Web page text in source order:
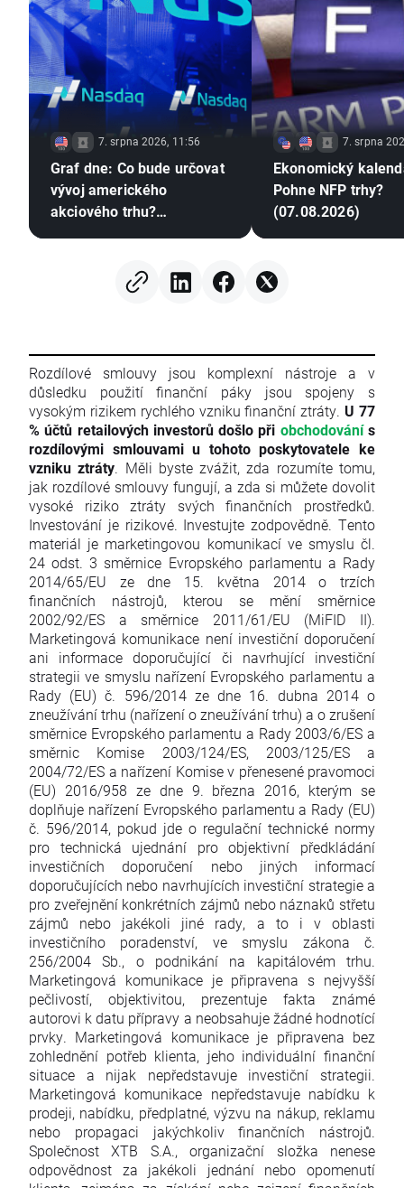
7. srpna 2026, 11:56
Graf dne: Co bude určovat
vývoj amerického
akciového trhu?
7. srpna
Ekonomický
Pohne NFP trhy?
(07.08.2026)
Rozdílové smlouvy jsou komplexní nástroje a v
důsledku použití finanční páky jsou spojeny s
vysokým rizikem rychlého vzniku finanční ztráty. U 77
% účtů retailových investorů došlo při obchodovánís
rozdílovými smlouvami u tohoto poskytovatele ke
vzniku ztráty. Měli byste zvážit, zda rozumíte tomu,
jak rozdílové smlouvy fungují, a zda si můžete dovolit
vysoké riziko ztráty svých finančních prostředků.
Investování je rizikové. Investujte zodpovědně. Tento
materiál je marketingovou komunikací ve smyslu čl.
24 odst. 3 směrnice Evropského parlamentu a Rady
2014/65/EU ze dne 15. května 2014 o trzích
finančních nástrojů, kterou se mění směrnice
2002/92/ES a směrnice 2011/61/EU (MiFID II).
Marketingová komunikace není investiční doporučení
ani informace doporučující či navrhující investiční
strategii ve smyslu nařízení Evropského parlamentu a
Rady (EU) č. 596/2014 ze dne 16. dubna 2014 o
zneužívání trhu (nařízení o zneužívání trhu) a o zrušení
směrnice Evropského parlamentu a Rady 2003/6/ES a
směrnic Komise 2003/124/ES, 2003/125/ES a
2004/72/ES a nařízení Komise v přenesené pravomoci
(EU) 2016/958 ze dne 9. března 2016, kterým se
doplňuje nařízení Evropského parlamentu a Rady (EU)
č. 596/2014, pokud jde o regulační technické normy
pro technická ujednání pro objektivní předkládání
investičních doporučení nebo jiných informací
doporučujících nebo navrhujících investiční strategie a
pro zveřejnění konkrétních zájmů nebo náznaků střetu
zájmů nebo jakékoli jiné rady, a to i v oblasti
investičního poradenství, ve smyslu zákona č.
256/2004 Sb., o podnikání na kapitálovém trhu.
Marketingová komunikace je připravena s nejvyšší
pečlivostí, objektivitou, prezentuje fakta známé
autorovi k datu přípravy a neobsahuje žádné hodnotící
prvky. Marketingová komunikace je připravena bez
zohlednění potřeb klienta, jeho individuální finanční
situace a nijak nepředstavuje investiční strategii.
Marketingová komunikace nepředstavuje nabídku k
prodeji, nabídku, předplatné, výzvu na nákup, reklamu
nebo propagaci jakýchkoliv finančních nástrojů.
Společnost XTB S.A., organizační složka nenese
odpovědnost za jakékoli jednání nebo opomenutí